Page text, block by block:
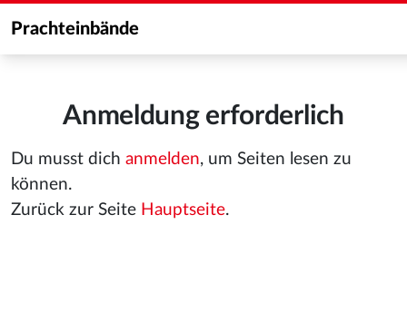
Prachteinbände
Anmeldung erforderlich
Du musst dich anmelden, um Seiten lesen zu
können.
Zurück zur Seite Hauptseite.